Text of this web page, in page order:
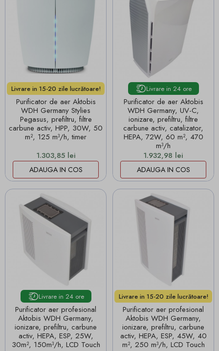
Livrare in 15-20 zile lucrătoare!
Purificator de aer Aktobis
WDH Germany Stylies
Pegasus, prefiltru, filtre
carbune activ, HPP, 30W, 50
m², 125 m³/h, timer
Pret
1.303,85 lei
ADAUGA IN COS
Livrare in 24 ore
Purificator de aer Aktobis
WDH Germany, UV-C,
ionizare, prefiltru, filtre
carbune activ, catalizator,
HEPA, 72W, 60 m², 470
m³/h
Pret
1.932,98 lei
ADAUGA IN COS
Livrare in 24 ore
Purificator aer profesional
Aktobis WDH Germany,
ionizare, prefiltru, carbune
activ, HEPA, ESP, 25W,
30m², 150m³/h, LCD Touch
Livrare in 15-20 zile lucrătoare!
Purificator aer profesional
Aktobis WDH Germany,
ionizare, prefiltru, carbune
activ, HEPA, ESP, 45W, 40
m², 250 m³/h, LCD Touch